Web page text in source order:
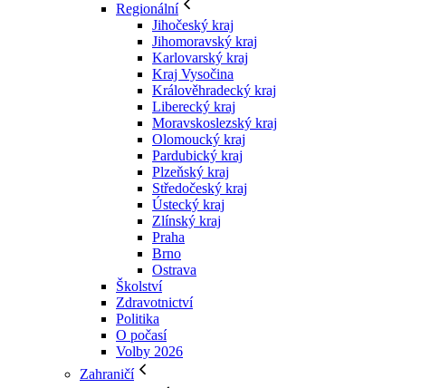
Regionální
Jihočeský kraj
Jihomoravský kraj
Karlovarský kraj
Kraj Vysočina
Králověhradecký kraj
Liberecký kraj
Moravskoslezský kraj
Olomoucký kraj
Pardubický kraj
Plzeňský kraj
Středočeský kraj
Ústecký kraj
Zlínský kraj
Praha
Brno
Ostrava
Školství
Zdravotnictví
Politika
O počasí
Volby 2026
Zahraničí